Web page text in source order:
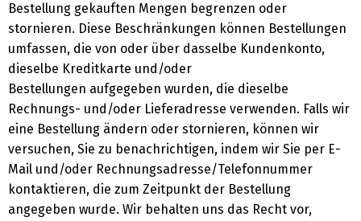
Bestellung gekauften Mengen begrenzen oder
stornieren. Diese Beschränkungen können Bestellungen
umfassen, die von oder über dasselbe Kundenkonto,
dieselbe Kreditkarte und/oder
Bestellungen aufgegeben wurden, die dieselbe
Rechnungs- und/oder Lieferadresse verwenden. Falls wir
eine Bestellung ändern oder stornieren, können wir
versuchen, Sie zu benachrichtigen, indem wir Sie per E-
Mail und/oder Rechnungsadresse/Telefonnummer
kontaktieren, die zum Zeitpunkt der Bestellung
angegeben wurde. Wir behalten uns das Recht vor,